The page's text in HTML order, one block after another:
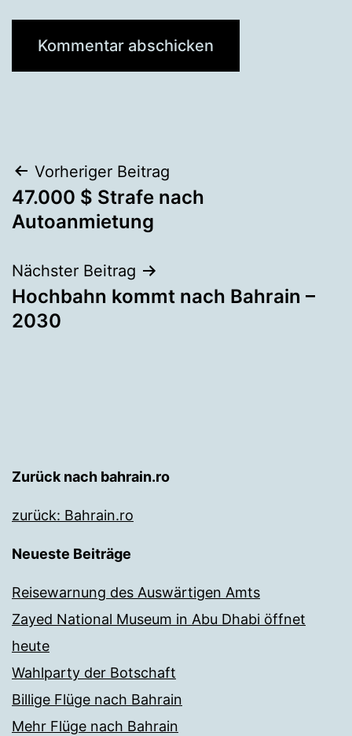
Beitragsnavigation
Vorheriger Beitrag
47.000 $ Strafe nach
Autoanmietung
Nächster Beitrag
Hochbahn kommt nach Bahrain –
2030
Zurück nach bahrain.ro
zurück: Bahrain.ro
Neueste Beiträge
Reisewarnung des Auswärtigen Amts
Zayed National Museum in Abu Dhabi öffnet
heute
Wahlparty der Botschaft
Billige Flüge nach Bahrain
Mehr Flüge nach Bahrain